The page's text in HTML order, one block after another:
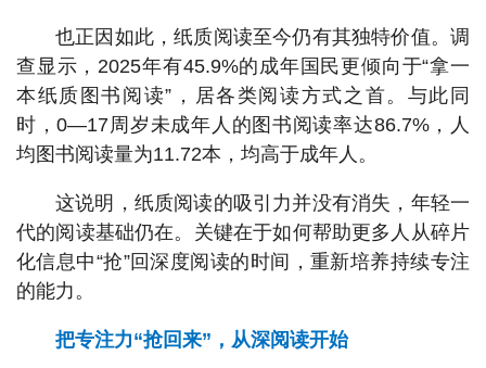
也正因如此，纸质阅读至今仍有其独特价值。调
查显示，2025年有45.9%的成年国民更倾向于“拿一
本纸质图书阅读”，居各类阅读方式之首。与此同
时，0—17周岁未成年人的图书阅读率达86.7%，人
均图书阅读量为11.72本，均高于成年人。
这说明，纸质阅读的吸引力并没有消失，年轻一
代的阅读基础仍在。关键在于如何帮助更多人从碎片
化信息中“抢”回深度阅读的时间，重新培养持续专注
的能力。
把专注力“抢回来”，从深阅读开始